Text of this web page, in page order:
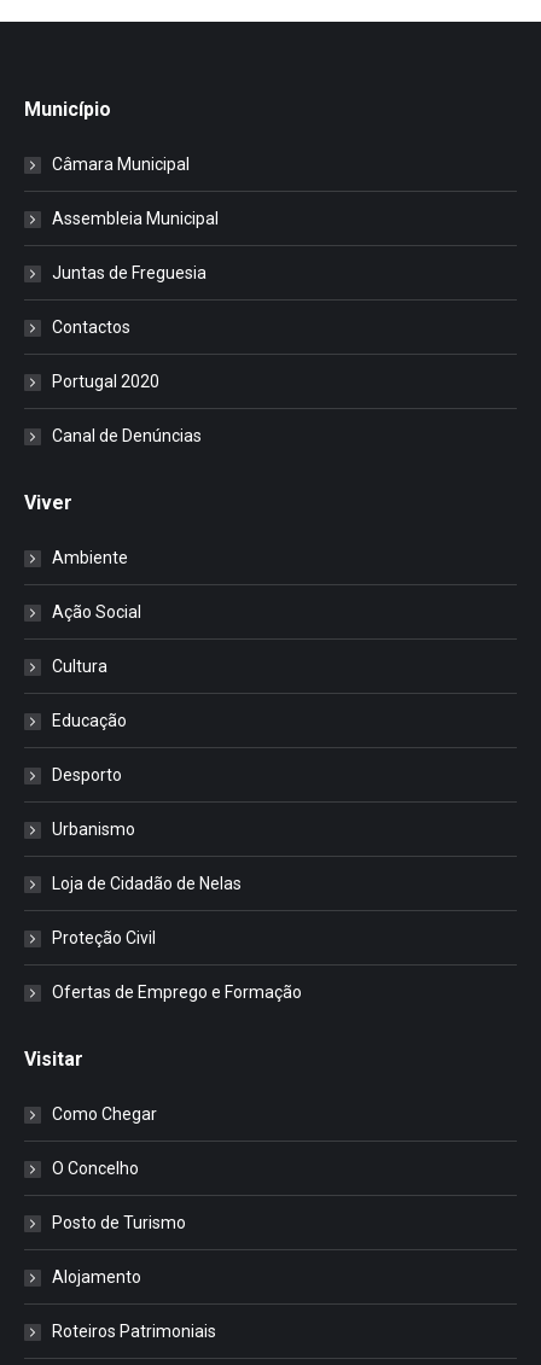
Município
Câmara Municipal
Assembleia Municipal
Juntas de Freguesia
Contactos
Portugal 2020
Canal de Denúncias
Viver
Ambiente
Ação Social
Cultura
Educação
Desporto
Urbanismo
Loja de Cidadão de Nelas
Proteção Civil
Ofertas de Emprego e Formação
Visitar
Como Chegar
O Concelho
Posto de Turismo
Alojamento
Roteiros Patrimoniais